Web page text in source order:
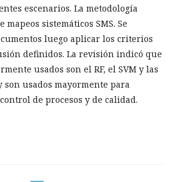
escenarios. La metodología
sistemáticos SMS. Se
luego aplicar los criterios
definidos. La revisión indicó que
usados son el RF, el SVM y las
son usados mayormente para
de procesos y de calidad.